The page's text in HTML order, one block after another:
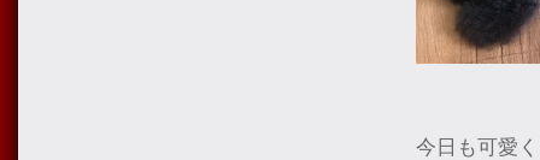
今日も可愛